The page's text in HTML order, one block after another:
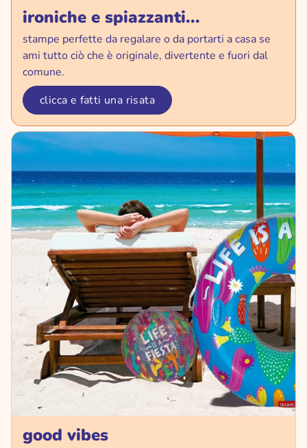
ironiche e spiazzanti...
stampe perfette da regalare o da portarti a casa se
ami tutto ciò che è originale, divertente e fuori dal
comune.
clicca e fatti una risata
good vibes